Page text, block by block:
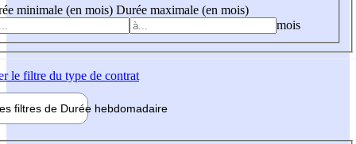
minimale (en mois) Durée maximale (en mois)
mois
le filtre du type de contrat
filtres de Durée hebdomadaire